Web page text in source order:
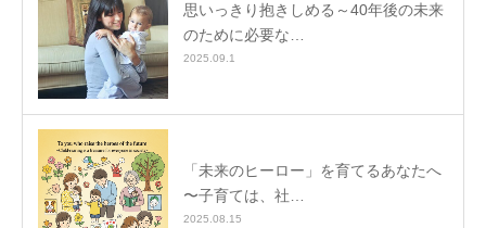
思いっきり抱きしめる～40年後の未来
のために必要な…
2025.09.1
「未来のヒーロー」を育てるあなたへ
〜子育ては、社…
2025.08.15